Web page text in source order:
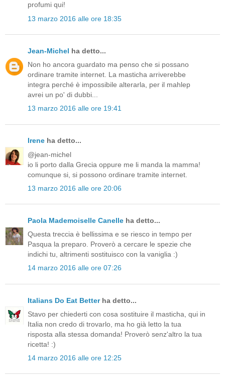
profumi qui!
13 marzo 2016 alle ore 18:35
Jean-Michel ha detto...
Non ho ancora guardato ma penso che si possano
ordinare tramite internet. La masticha arriverebbe
integra perché è impossibile alterarla, per il mahlep
avrei un po' di dubbi...
13 marzo 2016 alle ore 19:41
Irene ha detto...
@jean-michel
io li porto dalla Grecia oppure me li manda la mamma!
comunque si, si possono ordinare tramite internet.
13 marzo 2016 alle ore 20:06
Paola Mademoiselle Canelle ha detto...
Questa treccia è bellissima e se riesco in tempo per
Pasqua la preparo. Proverò a cercare le spezie che
indichi tu, altrimenti sostituisco con la vaniglia :)
14 marzo 2016 alle ore 07:26
Italians Do Eat Betterha detto...
Stavo per chiederti con cosa sostituire il masticha, qui in
Italia non credo di trovarlo, ma ho già letto la tua
risposta alla stessa domanda! Proverò senz'altro la tua
ricetta! :)
14 marzo 2016 alle ore 12:25